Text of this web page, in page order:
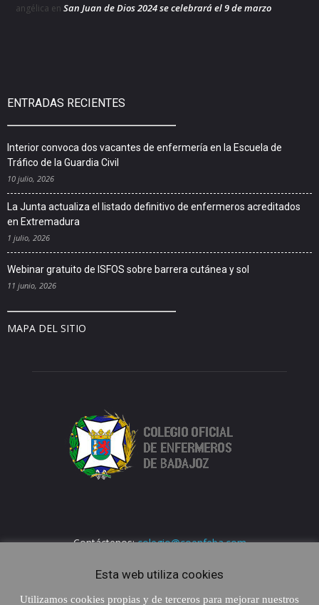
angélica en San Juan de Dios 2024 se celebrará el 9 de marzo
ENTRADAS RECIENTES
Interior convoca dos vacantes de enfermería en la Escuela de
Tráfico de la Guardia Civil
10 julio, 2026
La Junta actualiza el listado definitivo de enfermeros acreditados
en Extremadura
1 julio, 2026
Webinar gratuito de ISFOS sobre barrera cutánea y sol
11 junio, 2026
MAPA DEL SITIO
Contáctenos:colegio@coenfeba.com
Esta web utiliza cookies
Utilizamos cookies propias y de terceros para mejorar nuestros